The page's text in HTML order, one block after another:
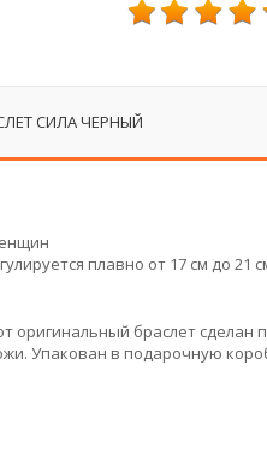
СИЛА ЧЕРНЫЙ
плавно от 17 см до 21
оригинальный браслет
Упакован в подарочную